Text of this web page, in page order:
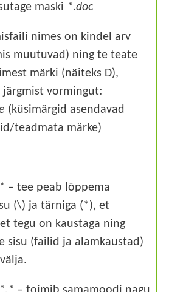
maski *.doc
nimes on kindel arv
muutuvad) ning te teate
märki (näiteks D),
järgmist vormingut:
(küsimärgid asendavad
teadmata märke)
– tee peab lõppema
(\) ja tärniga (*), et
tegu on kaustaga ning
sisu (failid ja alamkaustad)